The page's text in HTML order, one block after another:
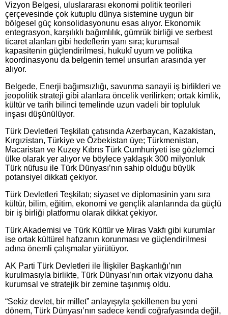
Vizyon Belgesi, uluslararası ekonomi politik teorileri
çerçevesinde çok kutuplu dünya sistemine uygun bir
bölgesel güç konsolidasyonunu esas alıyor. Ekonomik
entegrasyon, karşılıklı bağımlılık, gümrük birliği ve serbest
ticaret alanları gibi hedeflerin yanı sıra; kurumsal
kapasitenin güçlendirilmesi, hukukî uyum ve politika
koordinasyonu da belgenin temel unsurları arasında yer
alıyor.
Belgede, Enerji bağımsızlığı, savunma sanayii iş birlikleri ve
jeopolitik strateji gibi alanlara öncelik verilirken; ortak kimlik,
kültür ve tarih bilinci temelinde uzun vadeli bir topluluk
inşası düşünülüyor.
Türk Devletleri Teşkilatı çatısında Azerbaycan, Kazakistan,
Kırgızistan, Türkiye ve Özbekistan üye; Türkmenistan,
Macaristan ve Kuzey Kıbrıs Türk Cumhuriyeti ise gözlemci
ülke olarak yer alıyor ve böylece yaklaşık 300 milyonluk
Türk nüfusu ile Türk Dünyası’nın sahip olduğu büyük
potansiyel dikkati çekiyor.
Türk Devletleri Teşkilatı; siyaset ve diplomasinin yanı sıra
kültür, bilim, eğitim, ekonomi ve gençlik alanlarında da güçlü
bir iş birliği platformu olarak dikkat çekiyor.
Türk Akademisi ve Türk Kültür ve Miras Vakfı gibi kurumlar
ise ortak kültürel hafızanın korunması ve güçlendirilmesi
adına önemli çalışmalar yürütüyor.
AK Parti Türk Devletleri ile İlişkiler Başkanlığı’nın
kurulmasıyla birlikte, Türk Dünyası’nın ortak vizyonu daha
kurumsal ve stratejik bir zemine taşınmış oldu.
“Sekiz devlet, bir millet” anlayışıyla şekillenen bu yeni
dönem, Türk Dünyası’nın sadece kendi coğrafyasında değil,